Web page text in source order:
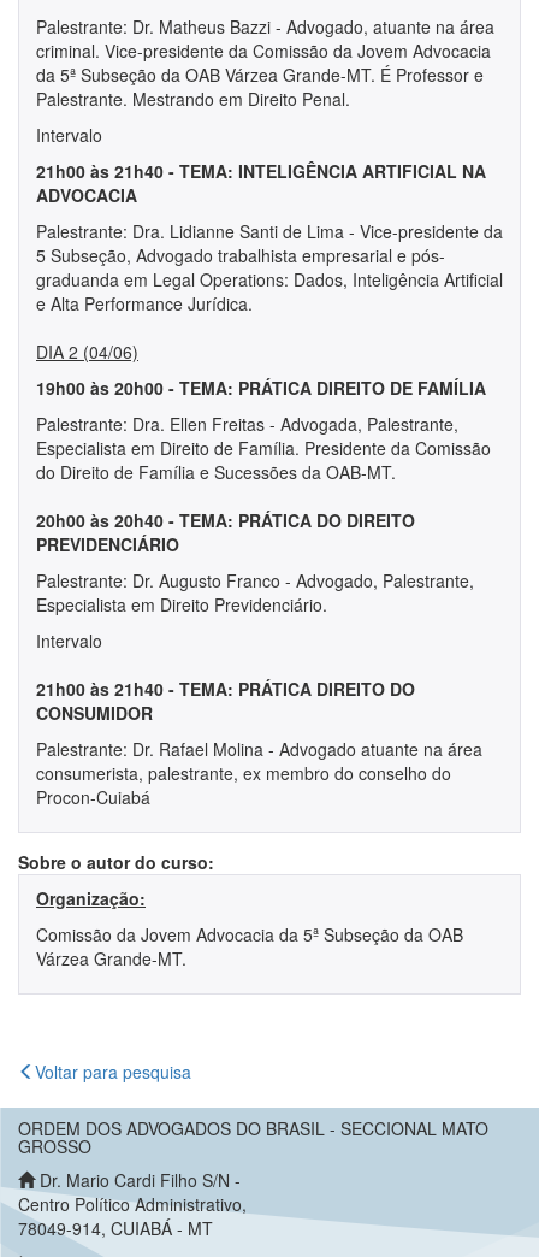
Palestrante: Dr. Matheus Bazzi - Advogado, atuante na área
criminal. Vice-presidente da Comissão da Jovem Advocacia
da 5ª Subseção da OAB Várzea Grande-MT. É Professor e
Palestrante. Mestrando em Direito Penal.
Intervalo
21h00 às 21h40 - TEMA: INTELIGÊNCIA ARTIFICIAL NA
ADVOCACIA
Palestrante: Dra. Lidianne Santi de Lima - Vice-presidente da
5 Subseção, Advogado trabalhista empresarial e pós-
graduanda em Legal Operations: Dados, Inteligência Artificial
e Alta Performance Jurídica.
DIA 2 (04/06)
19h00 às 20h00 - TEMA: PRÁTICA DIREITO DE FAMÍLIA
Palestrante: Dra. Ellen Freitas - Advogada, Palestrante,
Especialista em Direito de Família. Presidente da Comissão
do Direito de Família e Sucessões da OAB-MT.
20h00 às 20h40 - TEMA: PRÁTICA DO DIREITO
PREVIDENCIÁRIO
Palestrante: Dr. Augusto Franco - Advogado, Palestrante,
Especialista em Direito Previdenciário.
Intervalo
21h00 às 21h40 - TEMA: PRÁTICA DIREITO DO
CONSUMIDOR
Palestrante: Dr. Rafael Molina - Advogado atuante na área
consumerista, palestrante, ex membro do conselho do
Procon-Cuiabá
Sobre o autor do curso:
Organização:
Comissão da Jovem Advocacia da 5ª Subseção da OAB
Várzea Grande-MT.
Voltar para pesquisa
ORDEM DOS ADVOGADOS DO BRASIL - SECCIONAL MATO
GROSSO
Dr. Mario Cardi Filho S/N -
Centro Político Administrativo,
78049-914, CUIABÁ - MT